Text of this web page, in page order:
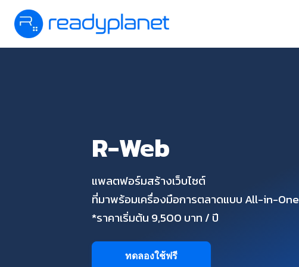
R-Web
แพลตฟอร์มสร้างเว็บไซต์
ที่มาพร้อมเครื่องมือการตลาดแบบ All-in-One
*ราคาเริ่มต้น 9,500 บาท / ปี
ทดลองใช้ฟรี